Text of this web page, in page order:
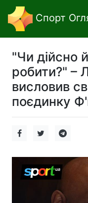
Спорт
"Чи дійсно
робити?" –
висловив
поєдинку